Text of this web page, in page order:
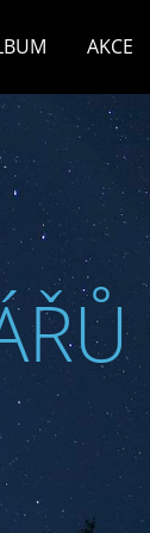
AKCE